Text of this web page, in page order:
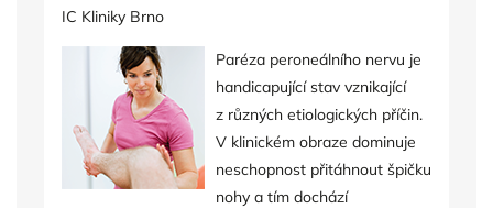
IC Kliniky Brno
Paréza peroneálního nervu je
handicapující stav vznikající
z různých etiologických příčin.
V klinickém obraze dominuje
neschopnost přitáhnout špičku
nohy a tím dochází